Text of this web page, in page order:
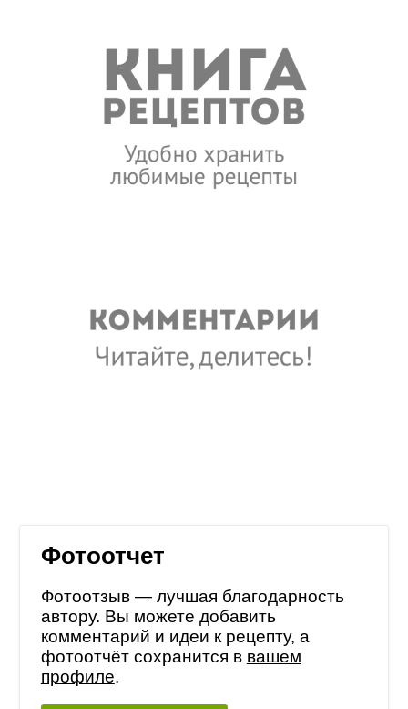
Фотоотчет
Фотоотзыв — лучшая благодарность
автору. Вы можете добавить
комментарий и идеи к рецепту, а
фотоотчёт сохранится в вашем
профиле.